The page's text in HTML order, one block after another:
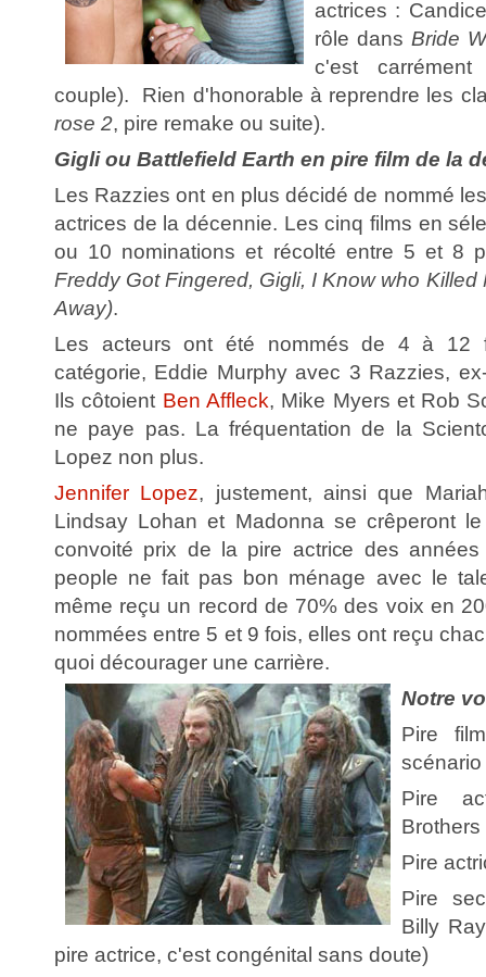
actrices :
rôle dans Bride
c'est
couple). Rien d'honorable à reprendre les
rose 2, pire remake ou suite).
Gigli ou Battlefield Earth en pire film de la
Les Razzies ont en plus décidé de nommé
actrices de la décennie. Les cinq films en
ou 10 nominations et récolté entre 5 et 8
Freddy Got Fingered, Gigli, I Know who Killed
Away).
Les acteurs ont été nommés de 4 à 12
catégorie, Eddie Murphy avec 3 Razzies,
Ils côtoient Ben Affleck, Mike Myers et Rob
ne paye pas. La fréquentation de la
Lopez non plus.
Jennifer Lopez, justement, ainsi que
Lindsay Lohan et Madonna se crêperont
convoité prix de la pire actrice des
people ne fait pas bon ménage avec le
même reçu un record de 70% des voix en
nommées entre 5 et 9 fois, elles ont reçu
quoi décourager une carrière.
Notre
Pire
scénario
Pire
Brothers
Pire
Pire
Billy
pire actrice, c'est congénital sans doute)